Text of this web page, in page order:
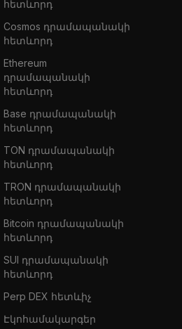
հետևորդ
Cosmos դրամապանակի
հետևորդ
Ethereum
դրամապանակի
հետևորդ
Base դրամապանակի
հետևորդ
TON դրամապանակի
հետևորդ
TRON դրամապանակի
հետևորդ
Bitcoin դրամապանակի
հետևորդ
SUI դրամապանակի
հետևորդ
Perp DEX հետևիչ
Էկոհամակարգեր